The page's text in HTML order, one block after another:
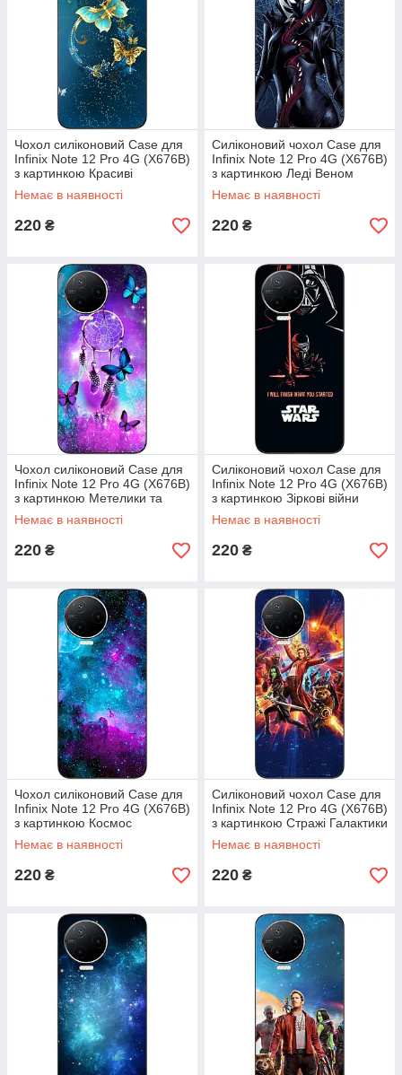
Чохол силіконовий Case для
Infinix Note 12 Pro 4G (X676B)
з картинкою Красиві
метелики
Немає в наявності
220 ₴
Силіконовий чохол Case для
Infinix Note 12 Pro 4G (X676B)
з картинкою Леді Веном
Немає в наявності
220 ₴
Чохол силіконовий Case для
Infinix Note 12 Pro 4G (X676B)
з картинкою Метелики та
оберег
Немає в наявності
220 ₴
Силіконовий чохол Case для
Infinix Note 12 Pro 4G (X676B)
з картинкою Зіркові війни
Немає в наявності
220 ₴
Чохол силіконовий Case для
Infinix Note 12 Pro 4G (X676B)
з картинкою Космос
Немає в наявності
220 ₴
Силіконовий чохол Case для
Infinix Note 12 Pro 4G (X676B)
з картинкою Стражі Галактики
Немає в наявності
220 ₴